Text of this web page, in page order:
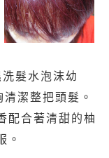
髮水泡沫幼
潔整把頭髮。
配合著清甜的柚
。